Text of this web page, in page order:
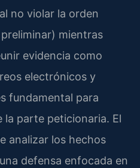
no violar la orden
mientras
evidencia como
electrónicos y
fundamental para
parte peticionaria. El
analizar los hechos
defensa enfocada en